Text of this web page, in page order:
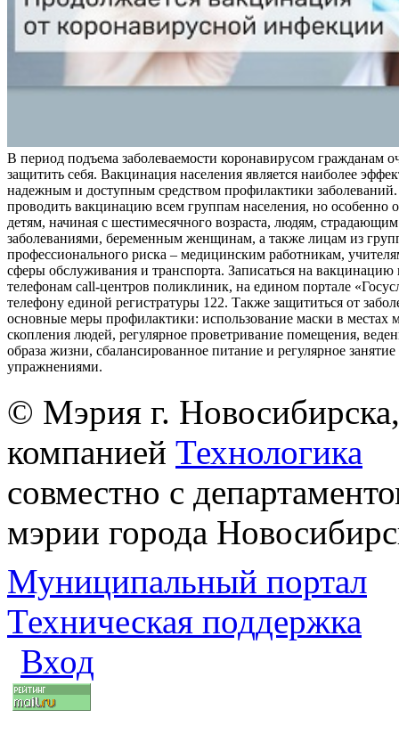
В период подъема заболеваемости коронавирусом гражданам
защитить себя. Вакцинация населения является наиболее
надежным и доступным средством профилактики заболеваний.
проводить вакцинацию всем группам населения, но особенно
детям, начиная с шестимесячного возраста, людям,
заболеваниями, беременным женщинам, а также лицам из
профессионального риска – медицинским работникам,
сферы обслуживания и транспорта. Записаться на
телефонам call-центров поликлиник, на едином портале
телефону единой регистратуры 122. Также защититься от
основные меры профилактики: использование маски в местах
скопления людей, регулярное проветривание помещения,
образа жизни, сбалансированное питание и регулярное
упражнениями.
© Мэрия г.
компанией Технологика
совместно с
мэрии города
Муниципальный портал
Техническая поддержка
Вход